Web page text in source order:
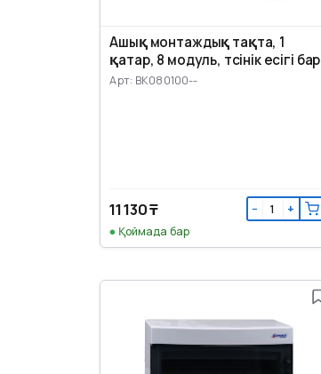
Ашық монтаждық тақта, 1
қатар, 8 модуль, түсінік есігі бар
Арт: BK080100--
11 130 ₸ − +
Қоймада бар